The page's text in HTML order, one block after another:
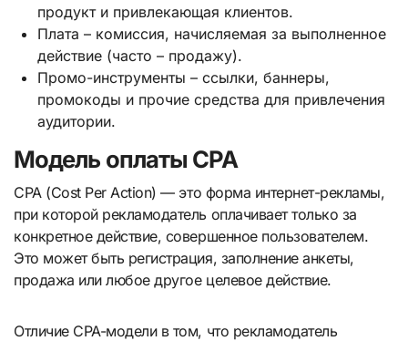
продукт и привлекающая клиентов.
Плата – комиссия, начисляемая за выполненное
действие (часто – продажу).
Промо-инструменты – ссылки, баннеры,
промокоды и прочие средства для привлечения
аудитории.
Модель оплаты CPA
CPA (Cost Per Action) — это форма интернет-рекламы,
при которой рекламодатель оплачивает только за
конкретное действие, совершенное пользователем.
Это может быть регистрация, заполнение анкеты,
продажа или любое другое целевое действие.
Отличие CPA-модели в том, что рекламодатель